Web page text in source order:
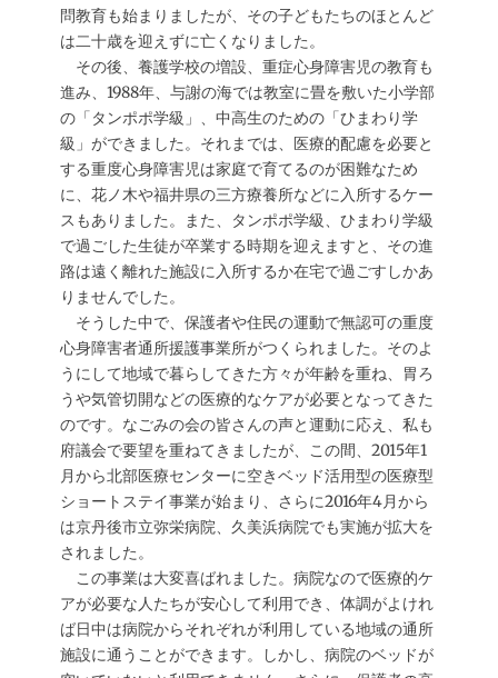
問教育も始まりましたが、その子どもたちのほとんど
は二十歳を迎えずに亡くなりました。
その後、養護学校の増設、重症心身障害児の教育も
進み、1988年、与謝の海では教室に畳を敷いた小学部
の「タンポポ学級」、中高生のための「ひまわり学
級」ができました。それまでは、医療的配慮を必要と
する重度心身障害児は家庭で育てるのが困難なため
に、花ノ木や福井県の三方療養所などに入所するケー
スもありました。また、タンポポ学級、ひまわり学級
で過ごした生徒が卒業する時期を迎えますと、その進
路は遠く離れた施設に入所するか在宅で過ごすしかあ
りませんでした。
そうした中で、保護者や住民の運動で無認可の重度
心身障害者通所援護事業所がつくられました。そのよ
うにして地域で暮らしてきた方々が年齢を重ね、胃ろ
うや気管切開などの医療的なケアが必要となってきた
のです。なごみの会の皆さんの声と運動に応え、私も
府議会で要望を重ねてきましたが、この間、2015年1
月から北部医療センターに空きベッド活用型の医療型
ショートステイ事業が始まり、さらに2016年4月から
は京丹後市立弥栄病院、久美浜病院でも実施が拡大を
されました。
この事業は大変喜ばれました。病院なので医療的ケ
アが必要な人たちが安心して利用でき、体調がよけれ
ば日中は病院からそれぞれが利用している地域の通所
施設に通うことができます。しかし、病院のベッドが